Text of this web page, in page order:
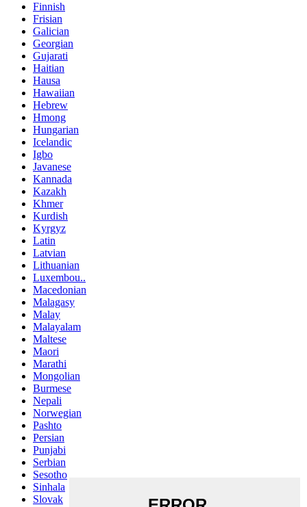
Finnish
Frisian
Galician
Georgian
Gujarati
Haitian
Hausa
Hawaiian
Hebrew
Hmong
Hungarian
Icelandic
Igbo
Javanese
Kannada
Kazakh
Khmer
Kurdish
Kyrgyz
Latin
Latvian
Lithuanian
Luxembou..
Macedonian
Malagasy
Malay
Malayalam
Maltese
Maori
Marathi
Mongolian
Burmese
Nepali
Norwegian
Pashto
Persian
Punjabi
Serbian
Sesotho
Sinhala
Slovak